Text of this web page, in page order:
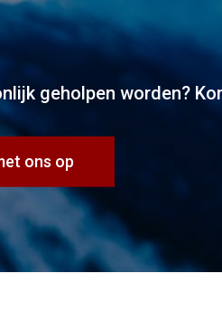
geholpen worden?
ons op